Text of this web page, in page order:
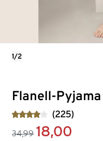
Flanell-Pyjama
(225)
34,99 18,00
1/2